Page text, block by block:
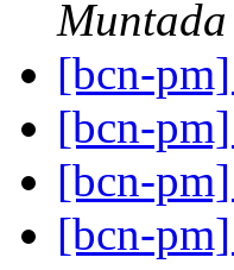
Muntada
[bcn-
[bcn-
[bcn-
[bcn-